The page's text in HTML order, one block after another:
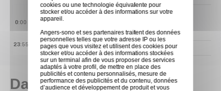
31
0:00 31 AOÛ
10 disponibles
23:55
Dans la même catégorie
cookies ou une technologie équivalente pour
stocker et/ou accéder à des informations sur votre
appareil.
Angers-sono et ses partenaires traitent des données
personnelles telles que votre adresse IP ou les
pages que vous visitez et utilisent des cookies pour
stocker et/ou accéder à des informations stockées
sur un terminal afin de vous proposer des services
adaptés à votre profil, de mettre en place des
publicités et contenu personnalisés, mesure de
performance des publicités et du contenu, données
d’audience et développement de produit et vous